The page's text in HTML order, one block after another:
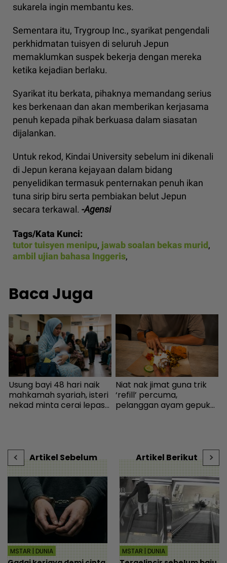
sukarela ingin membantu kes.
Sementara itu, Trygroup Inc., syarikat pengendali
perkhidmatan tuisyen di seluruh Jepun
memaklumkan suspek bekerja dengan mereka
ketika kejadian berlaku.
Syarikat itu berkata, pihaknya memandang serius
kes berkenaan dan akan memberikan kerjasama
penuh kepada pihak berkuasa dalam siasatan
dijalankan.
Untuk rekod, Kindai University sebelum ini dikenali
di Jepun kerana kejayaan dalam bidang
penyelidikan termasuk penternakan penuh ikan
tuna sirip biru serta pembiakan belut Jepun
secara terkawal. -Agensi
Tags/Kata Kunci:
tutor tuisyen menipu, jawab soalan bekas murid,
ambil ujian bahasa Inggeris,
Baca Juga
Usung bayi 48 hari naik
mahkamah syariah, isteri
nekad minta cerai lepas
Niat nak jimat guna trik
‘refill’ percuma,
pelanggan ayam gepuk
Artikel Sebelum
MSTAR | DUNIA
Artikel Berikut
MSTAR | DUNIA